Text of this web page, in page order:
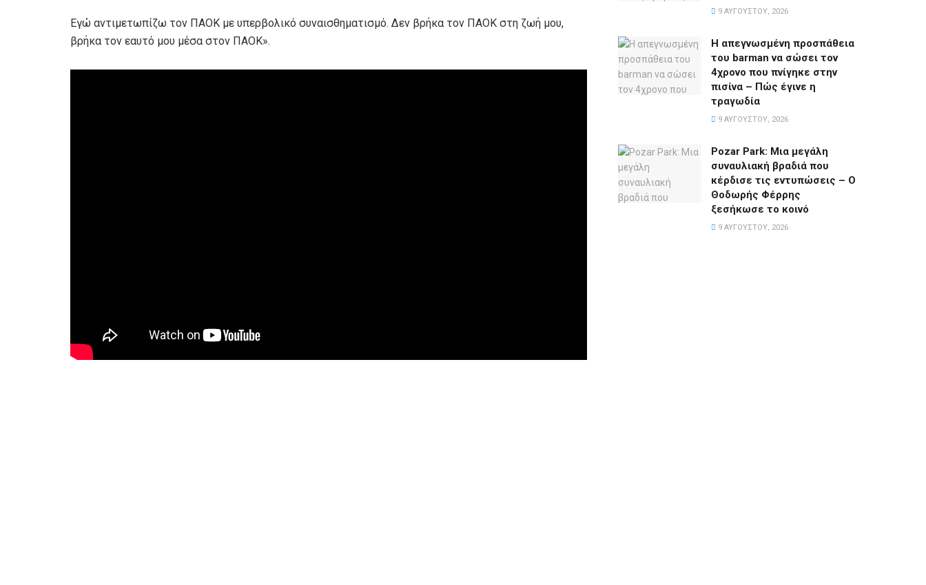
Εγώ αντιμετωπίζω τον ΠΑΟΚ με υπερβολικό συναισθηματισμό. Δεν βρήκα τον ΠΑΟΚ στη ζωή μου,
βρήκα τον εαυτό μου μέσα στον ΠΑΟΚ».
9 ΑΥΓΟΎΣΤΟΥ, 2026
Η απεγνωσμένη προσπάθεια
του barman να σώσει τον
4χρονο που πνίγηκε στην
πισίνα – Πώς έγινε η
τραγωδία
9 ΑΥΓΟΎΣΤΟΥ, 2026
Pozar Park: Μια μεγάλη
συναυλιακή βραδιά που
κέρδισε τις εντυπώσεις – Ο
Θοδωρής Φέρρης
ξεσήκωσε το κοινό
9 ΑΥΓΟΎΣΤΟΥ, 2026